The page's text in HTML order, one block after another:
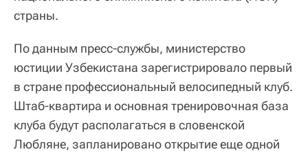
страны.
По данным пресс-службы, министерство
юстиции Узбекистана зарегистрировало первый
в стране профессиональный велосипедный клуб.
Штаб-квартира и основная тренировочная база
клуба будут располагаться в словенской
Любляне, запланировано открытие еще одной